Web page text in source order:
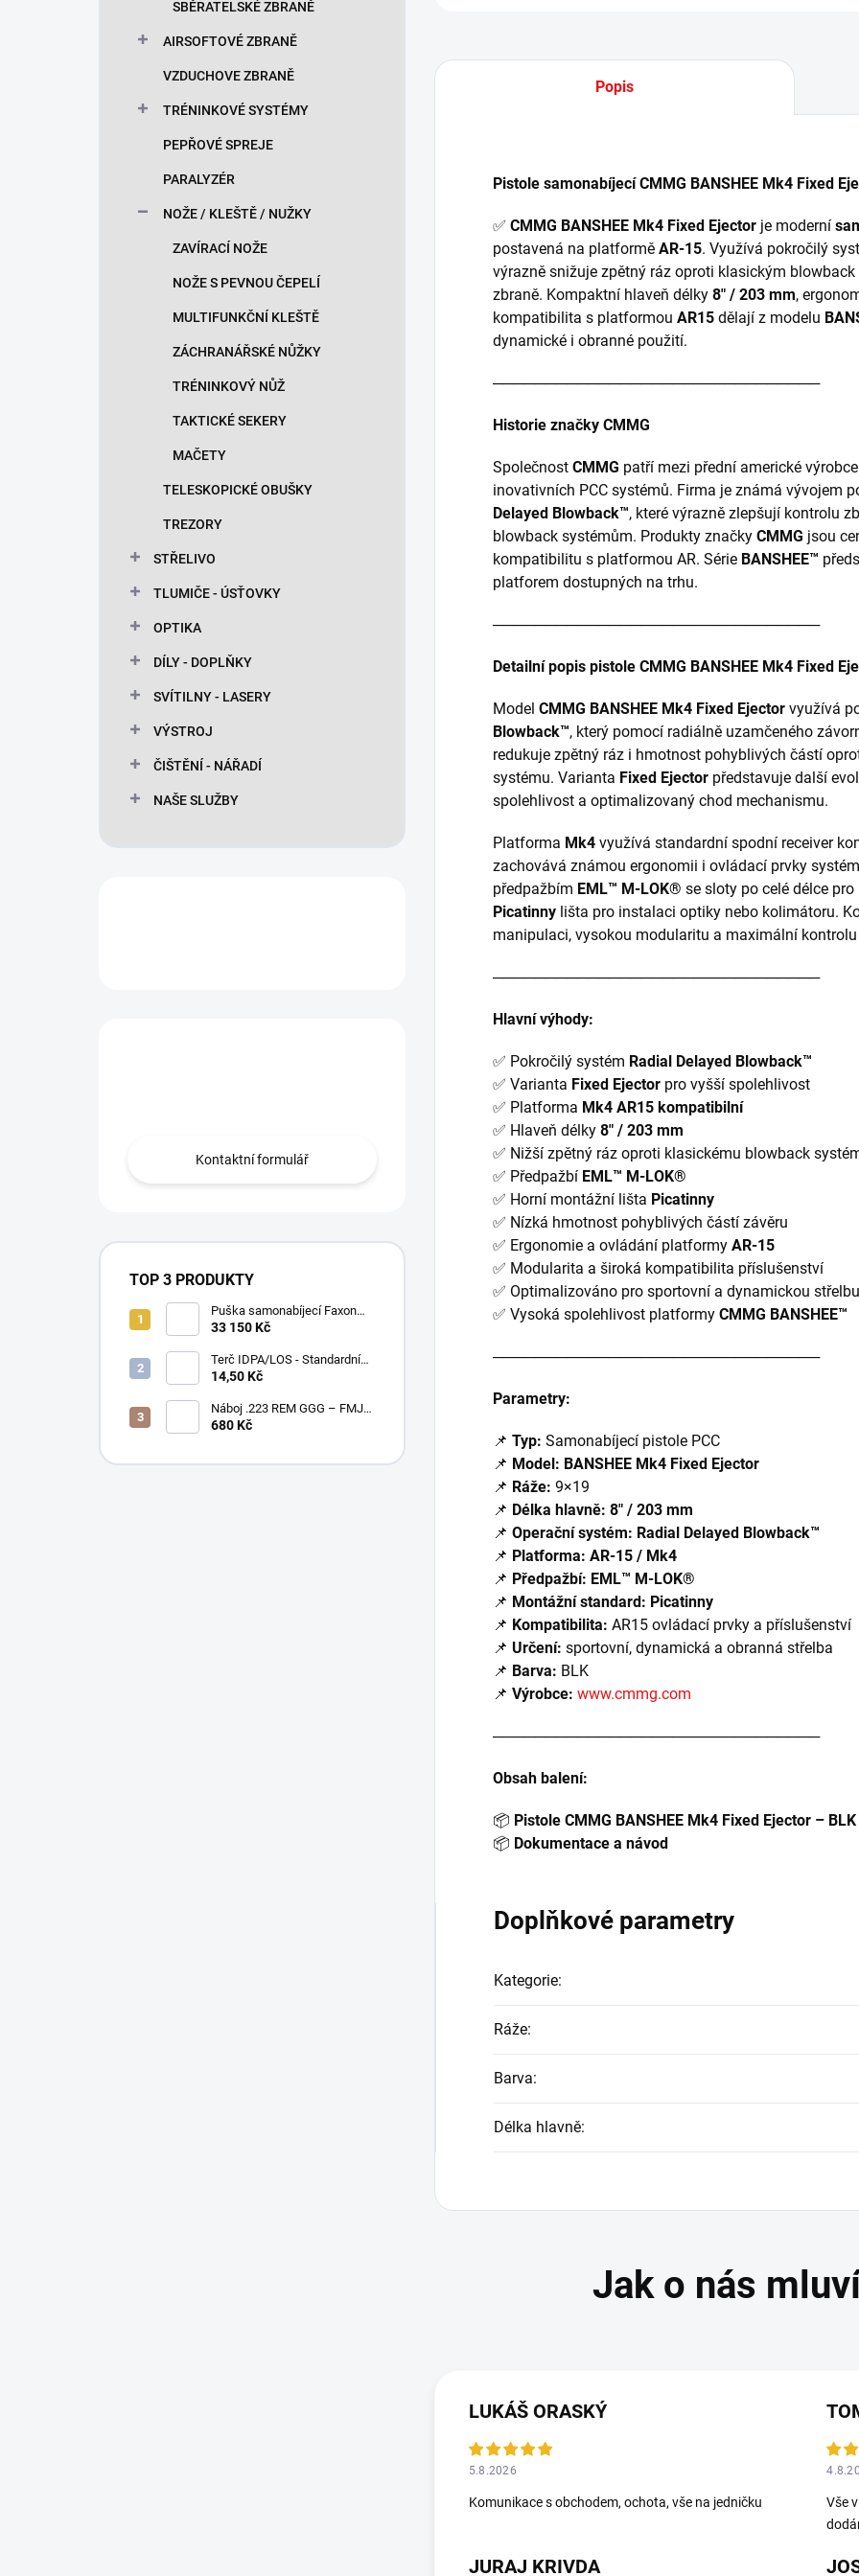
SBĚRATELSKÉ ZBRANĚ
AIRSOFTOVÉ ZBRANĚ
VZDUCHOVE ZBRANĚ
TRÉNINKOVÉ SYSTÉMY
PEPŘOVÉ SPREJE
PARALYZÉR
NOŽE / KLEŠTĚ / NUŽKY
ZAVÍRACÍ NOŽE
NOŽE S PEVNOU ČEPELÍ
MULTIFUNKČNÍ KLEŠTĚ
ZÁCHRANÁŘSKÉ NŮŽKY
TRÉNINKOVÝ NŮŽ
TAKTICKÉ SEKERY
MAČETY
TELESKOPICKÉ OBUŠKY
TREZORY
STŘELIVO
TLUMIČE - ÚSŤOVKY
OPTIKA
DÍLY - DOPLŇKY
SVÍTILNY - LASERY
VÝSTROJ
ČIŠTĚNÍ - NÁŘADÍ
NAŠE SLUŽBY
Kontaktní formulář
TOP 3 PRODUKTY
Puška samonabíjecí Faxon
Ascent pro AR-15 .223 Rem
33 150 Kč
Terč IDPA/LOS - Standardní
velikost
14,50 Kč
Náboj .223 REM GGG – FMJ
55gr / PAPÍROVÉ BALENÍ
680 Kč
Popis
Pistole samonabíjecí CMMG BANSHEE Mk4 Fixed
✅ CMMG BANSHEE Mk4 Fixed Ejector je moderní
postavená na platformě AR-15. Využívá pokročilý
výrazně snižuje zpětný ráz oproti klasickým
zbraně. Kompaktní hlaveň délky 8" / 203 mm,
kompatibilita s platformou AR15 dělají z modelu
dynamické i obranné použití.
───────────────────────────────
Historie značky CMMG
Společnost CMMG patří mezi přední americké
inovativních PCC systémů. Firma je známá vývojem
Delayed Blowback™, které výrazně zlepšují kontrolu
blowback systémům. Produkty značky CMMG jsou
kompatibilitu s platformou AR. Série BANSHEE™
platforem dostupných na trhu.
───────────────────────────────
Detailní popis pistole CMMG BANSHEE Mk4 Fixed
Model CMMG BANSHEE Mk4 Fixed Ejector využívá
Blowback™, který pomocí radiálně uzamčeného
redukuje zpětný ráz i hmotnost pohyblivých částí
systému. Varianta Fixed Ejector představuje další
spolehlivost a optimalizovaný chod mechanismu.
Platforma Mk4 využívá standardní spodní receiver
zachovává známou ergonomii i ovládací prvky
předpažbím EML™ M-LOK® se sloty po celé délce
Picatinny lišta pro instalaci optiky nebo kolimátoru.
manipulaci, vysokou modularitu a maximální
───────────────────────────────
Hlavní výhody:
✅ Pokročilý systém Radial Delayed Blowback™
✅ Varianta Fixed Ejector pro vyšší spolehlivost
✅ Platforma Mk4 AR15 kompatibilní
✅ Hlaveň délky 8" / 203 mm
✅ Nižší zpětný ráz oproti klasickému blowback
✅ Předpažbí EML™ M-LOK®
✅ Horní montážní lišta Picatinny
✅ Nízká hmotnost pohyblivých částí závěru
✅ Ergonomie a ovládání platformy AR-15
✅ Modularita a široká kompatibilita příslušenství
✅ Optimalizováno pro sportovní a dynamickou střelbu
✅ Vysoká spolehlivost platformy CMMG BANSHEE™
───────────────────────────────
Parametry:
📌 Typ: Samonabíjecí pistole PCC
📌 Model: BANSHEE Mk4 Fixed Ejector
📌 Ráže: 9×19
📌 Délka hlavně: 8" / 203 mm
📌 Operační systém: Radial Delayed Blowback™
📌 Platforma: AR-15 / Mk4
📌 Předpažbí: EML™ M-LOK®
📌 Montážní standard: Picatinny
📌 Kompatibilita: AR15 ovládací prvky a příslušenství
📌 Určení: sportovní, dynamická a obranná střelba
📌 Barva: BLK
📌 Výrobce: www.cmmg.com
───────────────────────────────
Obsah balení:
📦 Pistole CMMG BANSHEE Mk4 Fixed Ejector – BLK
📦 Dokumentace a návod
Doplňkové parametry
Kategorie:
Ráže:
Barva:
Délka hlavně:
LUKÁŠ ORASKÝ
5.8.2026
Komunikace s obchodem, ochota, vše na jedničku
Vše
JURAJ KRIVDA